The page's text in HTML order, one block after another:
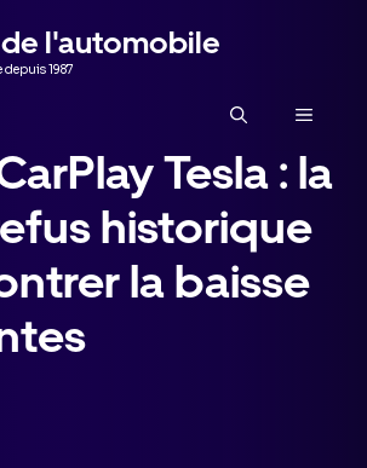
l'automobile
1987
MENU
Tesla : la
historique
la baisse